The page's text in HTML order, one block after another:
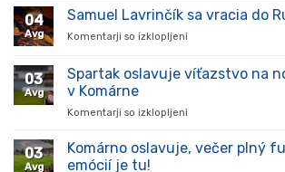
prišiel,
stal
súťaži
04
Avg
Samuel Lavrinčík sa vracia do
Komentarji so izklopljeni
Lavrinčík
03
Avg
Spartak oslavuje víťazstvo na
v Komárne
Komentarji so izklopljeni
oslavuje
03
Avg
Komárno oslavuje, večer plný
emócií je tu!